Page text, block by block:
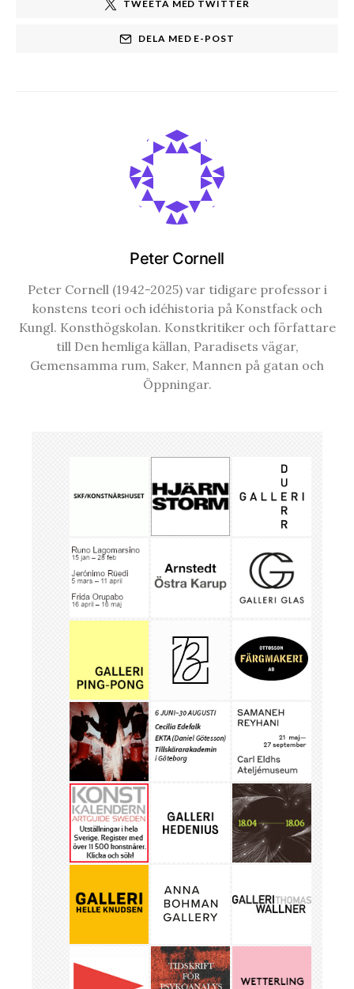
TWEETA MED TWITTER
DELA MED E-POST
Peter Cornell
Peter Cornell (1942-2025) var tidigare professor i
konstens teori och idéhistoria på Konstfack och
Kungl. Konsthögskolan. Konstkritiker och författare
till Den hemliga källan, Paradisets vägar,
Gemensamma rum, Saker, Mannen på gatan och
Öppningar.